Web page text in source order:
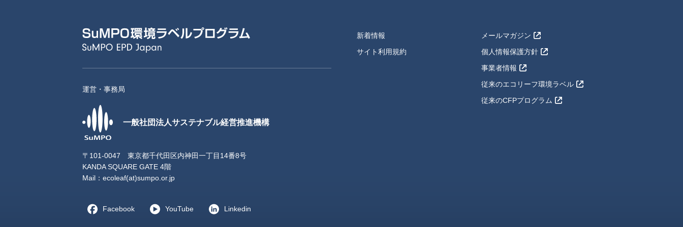
運営・事務局
一般社団法人サステナブル経営推進機構
〒101-0047 東京都千代田区内神田一丁目14番8号
KANDA SQUARE GATE 4階
Mail： ecoleaf(at)sumpo.or.jp
Facebook YouTube Linkedin
新着情報
サイト利用規約
メールマガジン
個人情報保護方針
事業者情報
従来のエコリーフ環境ラベル
従来のCFPプログラム